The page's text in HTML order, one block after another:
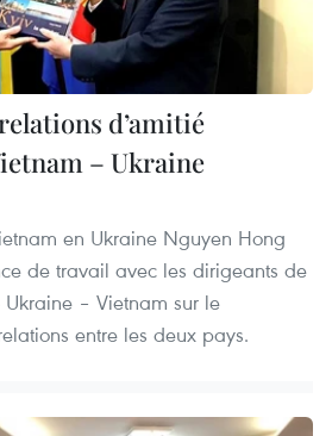
d’amitié
– Ukraine
en Ukraine Nguyen Hong
de travail avec les dirigeants de
Ukraine – Vietnam sur le
entre les deux pays.